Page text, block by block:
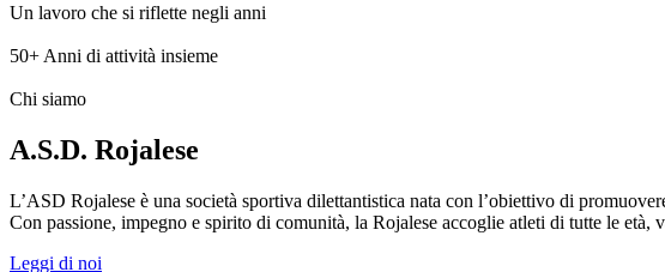
Un lavoro che si riflette negli anni
50+ Anni di attività insieme
Chi siamo
A.S.D. Rojalese
L’ASD Rojalese è una società sportiva dilettantistica nata con l’obiettivo di
Con passione, impegno e spirito di comunità, la Rojalese accoglie atleti di tutte le
Leggi di noi